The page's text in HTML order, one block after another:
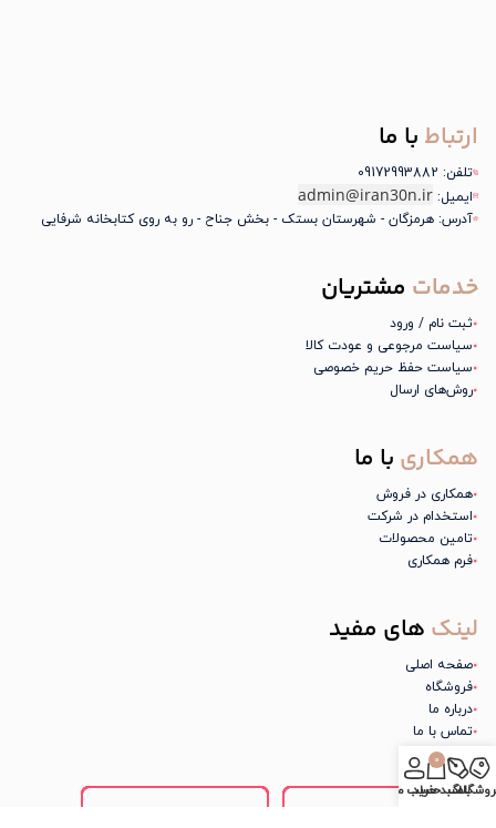
ارتباط با ما
تلفن: 09172993882
ایمیل: admin@iran30n.ir
آدرس: هرمزگان - شهرستان بستک - بخش جناح - رو به روی کتابخانه شرفایی
خدمات مشتریان
ثبت نام / ورود
سیاست مرجوعی و عودت کالا
سیاست حفظ حریم خصوصی
روش‌های ارسال
همکاری با ما
همکاری در فروش
استخدام در شرکت
تامین محصولات
فرم همکاری
لینک های مفید
صفحه اصلی
فروشگاه
درباره ما
تماس با ما
بلاگ
0
سبد خرید
حساب من